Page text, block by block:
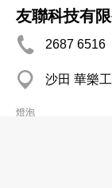
友聯科技有限
2687 6516
沙田 華樂
燈泡